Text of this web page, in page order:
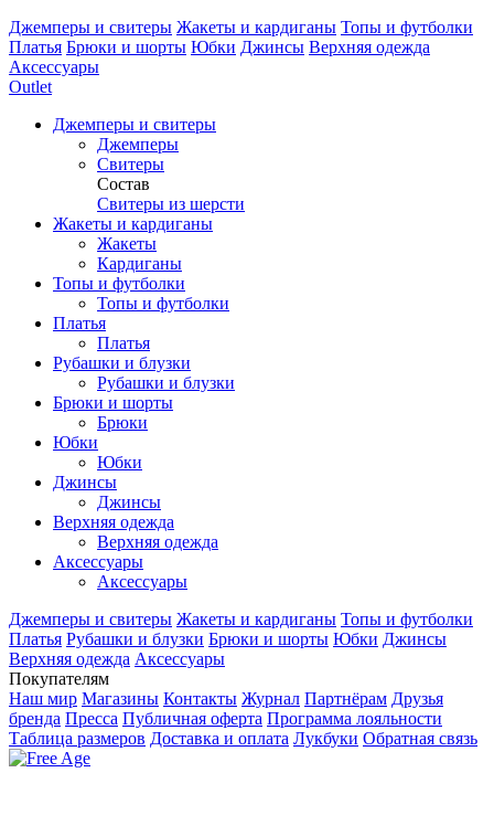
Джемперы и свитеры Жакеты и кардиганы Топы и футболки
Платья Брюки и шорты Юбки Джинсы Верхняя одежда
Аксессуары
Outlet
Джемперы и свитеры
Джемперы
Свитеры
Состав
Свитеры из шерсти
Жакеты и кардиганы
Жакеты
Кардиганы
Топы и футболки
Топы и футболки
Платья
Платья
Рубашки и блузки
Рубашки и блузки
Брюки и шорты
Брюки
Юбки
Юбки
Джинсы
Джинсы
Верхняя одежда
Верхняя одежда
Аксесcуары
Аксесcуары
Джемперы и свитеры Жакеты и кардиганы Топы и футболки
Платья Рубашки и блузки Брюки и шорты Юбки Джинсы
Верхняя одежда Аксесcуары
Покупателям
Наш мир Магазины Контакты Журнал Партнёрам Друзья
бренда Пресса Публичная оферта Программа лояльности
Таблица размеров Доставка и оплата Лукбуки Обратная связь